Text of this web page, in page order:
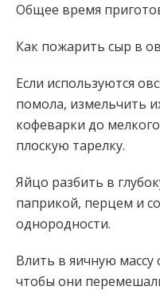
Общее время
Как пожарить сыр в
Если используются
помола, измельчить
кофеварки до
плоскую тарелку.
Яйцо разбить в
паприкой, перцем и
однородности.
Влить в яичную массу
чтобы они